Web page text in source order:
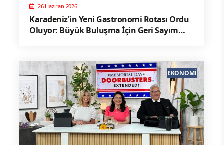
26 Haziran 2026
Karadeniz'in Yeni Gastronomi Rotası Ordu
Oluyor: Büyük Buluşma İçin Geri Sayım
EKONOMI